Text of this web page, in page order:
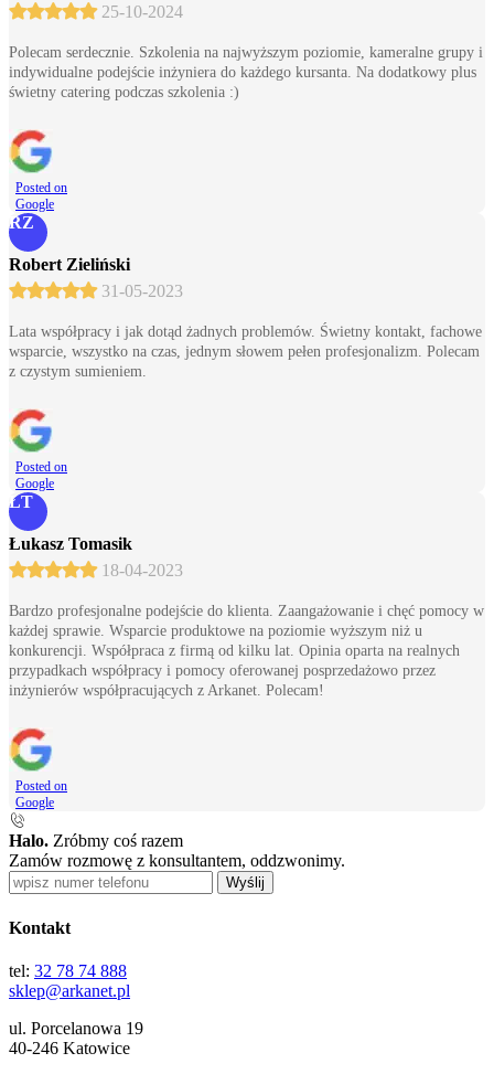
25-10-2024
Polecam serdecznie. Szkolenia na najwyższym poziomie, kameralne grupy i
indywidualne podejście inżyniera do każdego kursanta. Na dodatkowy plus
świetny catering podczas szkolenia :)
Posted on
Google
RZ
Robert Zieliński
31-05-2023
Lata współpracy i jak dotąd żadnych problemów. Świetny kontakt, fachowe
wsparcie, wszystko na czas, jednym słowem pełen profesjonalizm. Polecam
z czystym sumieniem.
Posted on
Google
ŁT
Łukasz Tomasik
18-04-2023
Bardzo profesjonalne podejście do klienta. Zaangażowanie i chęć pomocy w
każdej sprawie. Wsparcie produktowe na poziomie wyższym niż u
konkurencji. Współpraca z firmą od kilku lat. Opinia oparta na realnych
przypadkach współpracy i pomocy oferowanej posprzedażowo przez
inżynierów współpracujących z Arkanet. Polecam!
Posted on
Google
Halo. Zróbmy coś razem
Zamów rozmowę z konsultantem, oddzwonimy.
Wyślij
Kontakt
tel: 32 78 74 888
sklep@arkanet.pl
ul. Porcelanowa 19
40-246 Katowice